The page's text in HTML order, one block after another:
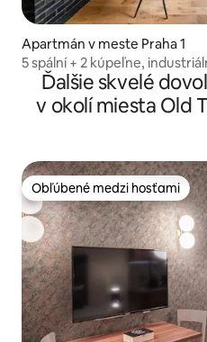
Apartmán v meste Praha 1
5 spální + 2 kúpeľne,
meste, klimatizácia
Ďalšie skvelé
v okolí miesta Old
Obľúbené medzi hosťami
Obľúbené medzi hosťami